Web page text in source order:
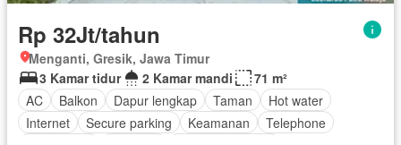
Rp 32Jt/tahun
Menganti, Gresik, Jawa Timur
3 Kamar tidur
2 Kamar mandi
71 m²
AC
Balkon Dapur lengkap Taman
Hot water
Internet
Secure parking Keamanan
Telephone